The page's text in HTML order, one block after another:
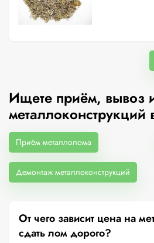
Ищете приём, вывоз
металлоконструкций
Приём металлолома
Демонтаж металлоконструкций
От чего зависит цена на
сдать лом дорого?